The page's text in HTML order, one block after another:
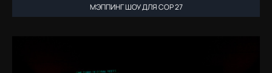
МЭППИНГ ШОУ ДЛЯ COP 27